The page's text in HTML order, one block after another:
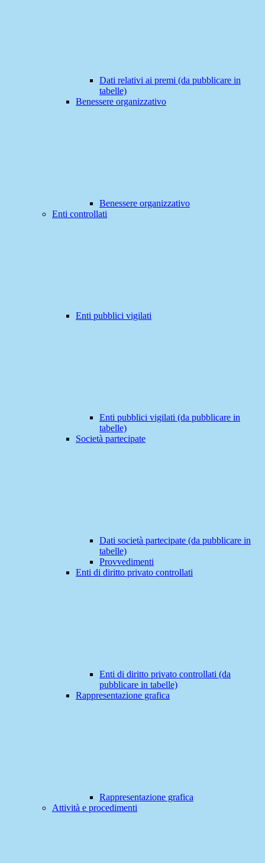
Dati relativi ai premi (da pubblicare in
tabelle)
Benessere organizzativo
Benessere organizzativo
Enti controllati
Enti pubblici vigilati
Enti pubblici vigilati (da pubblicare in
tabelle)
Società partecipate
Dati società partecipate (da pubblicare in
tabelle)
Provvedimenti
Enti di diritto privato controllati
Enti di diritto privato controllati (da
pubblicare in tabelle)
Rappresentazione grafica
Rappresentazione grafica
Attività e procedimenti